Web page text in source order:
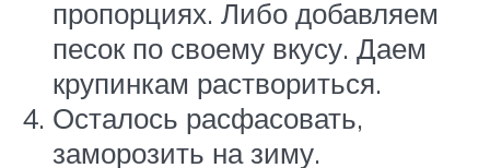
пропорциях. Либо добавляем
песок по своему вкусу. Даем
крупинкам раствориться.
Осталось расфасовать,
заморозить на зиму.